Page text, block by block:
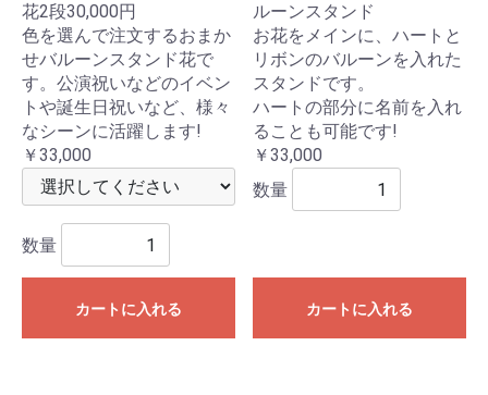
花2段30,000円
色を選んで注文するおまか
せバルーンスタンド花で
す。公演祝いなどのイベン
トや誕生日祝いなど、様々
なシーンに活躍します!
￥33,000
数量
カートに入れる
ルーンスタンド
お花をメインに、ハートと
リボンのバルーンを入れた
スタンドです。
ハートの部分に名前を入れ
ることも可能です!
￥33,000
数量
カートに入れる